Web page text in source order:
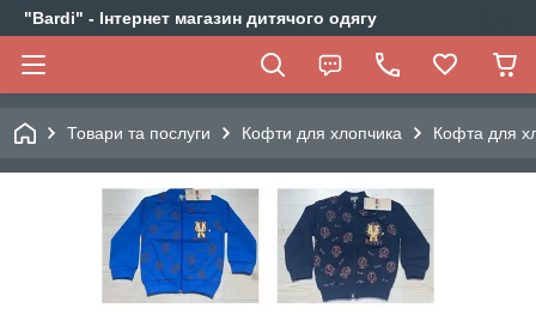
"Bardi" - Інтернет магазин дитячого одягу
Товари та послуги Кофти для хлопчика Кофта для